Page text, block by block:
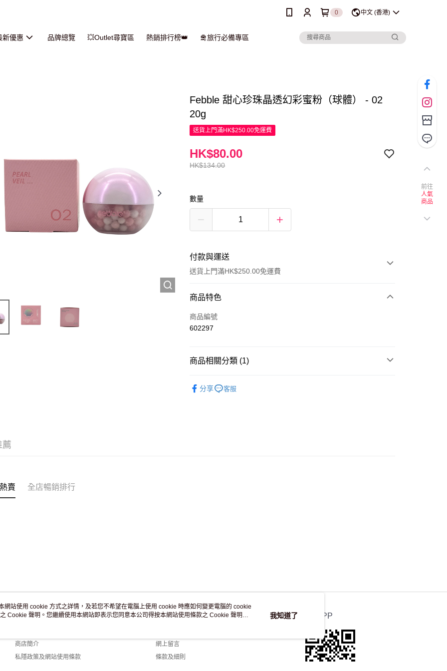
0 中文 (香港)
新優惠 品牌總覽 💥Outlet尋寶區 熱銷排行榜👑 🛅旅行必備專區
Febble 甜心珍珠晶透幻彩蜜粉（球體） - 02
20g
送貨上門滿HK$250.00免運費
HK$134.00
HK$80.00
數量
付款與運送
送貨上門滿HK$250.00免運費
付款方式
信用卡
商品特色
商品編號
602297
商品相關分類 (1)
分享
客服
薦
賣 全店暢銷排行
關於我們
商店簡介
私隱政策及網站使用條款
客戶服務
網上留言
條款及細則
官方APP
前往
人氣
商品
網站使用 cookie 方式之詳情，及若您不希望在電腦上使用 cookie 時應如何變更電腦的 cookie
Cookie 聲明。您繼續使用本網站即表示您同意本公司得按本網站使用條款之 Cookie 聲明使
我知道了